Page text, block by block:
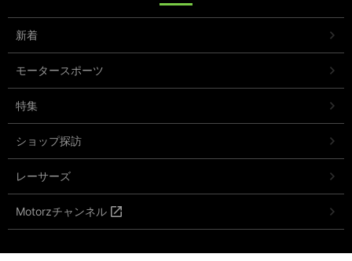
新着
モータースポーツ
特集
ショップ探訪
レーサーズ
Motorzチャンネル